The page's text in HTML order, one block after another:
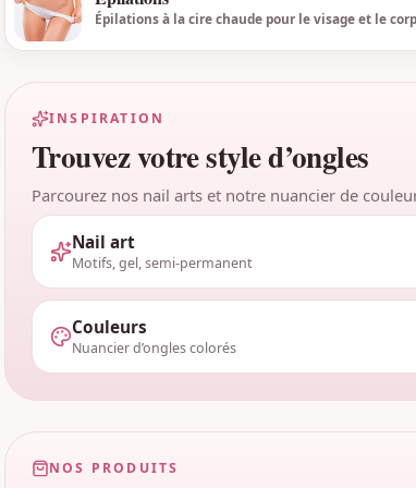
Épilations à la cire chaude pour le visage et le
INSPIRATION
Trouvez votre style d’ongles
Parcourez nos nail arts et notre nuancier de
Nail art
Motifs, gel, semi-permanent
Couleurs
Nuancier d’ongles colorés
NOS PRODUITS